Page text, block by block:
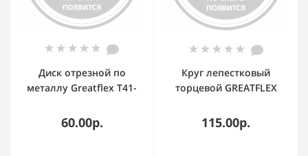
Диск отрезной по
металлу Greatflex T41-
класс Master
60.00р.
Круг лепестковый
торцевой GREATFLEX
мм, Р40
115.00р.